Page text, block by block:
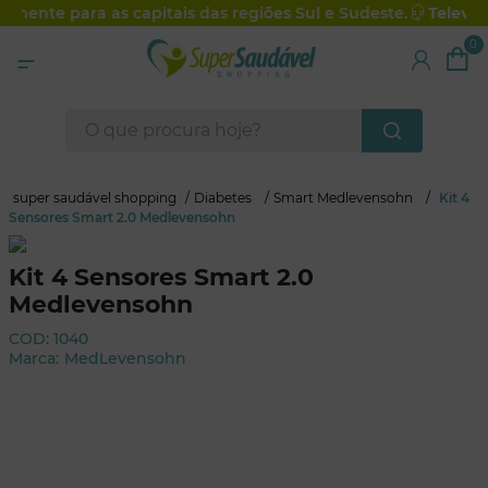
para as capitais das regiões Sul e Sudeste.
fechar
0
super saudável shopping Diabetes Smart Medlevensohn
Kit 4
Sensores Smart 2.0 Medlevensohn
Kit 4 Sensores Smart 2.0
Medlevensohn
COD: 1040
Marca: MedLevensohn